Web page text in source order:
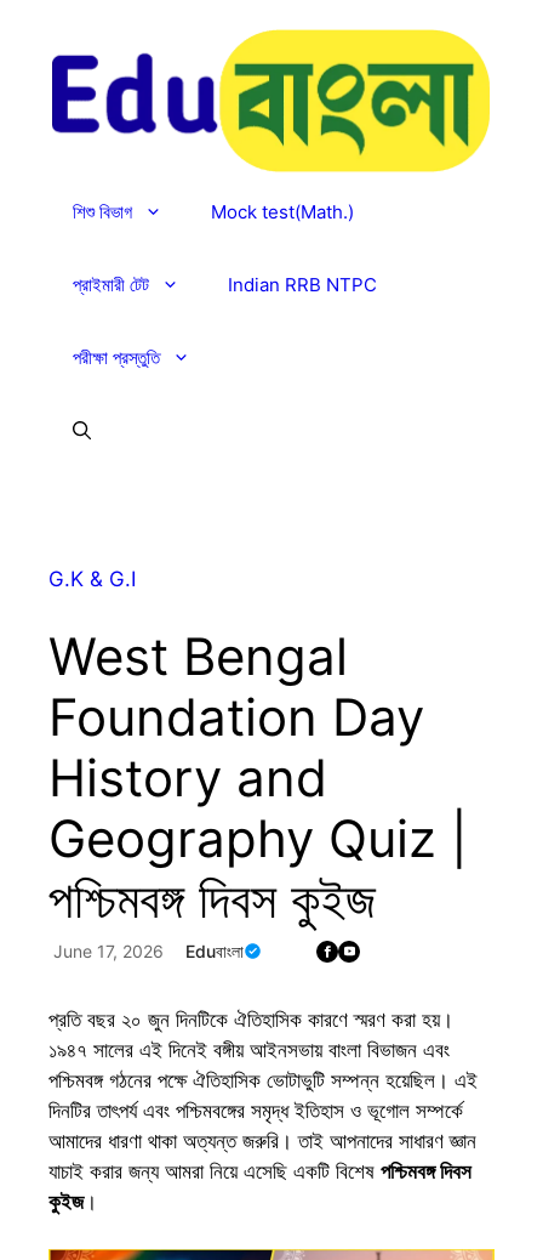
content
শিশু বিভাগ Mock test(Math.)
প্রাইমারী টেট Indian RRB NTPC
পরীক্ষা প্রস্তুতি
G.K & G.I
West Bengal
Foundation Day
History and
Geography Quiz |
পশ্চিমবঙ্গ দিবস কুইজ
June 17, 2026 Eduবাংলা
প্রতি বছর ২০ জুন দিনটিকে ঐতিহাসিক কারণে স্মরণ করা হয়।
১৯৪৭ সালের এই দিনেই বঙ্গীয় আইনসভায় বাংলা বিভাজন এবং
পশ্চিমবঙ্গ গঠনের পক্ষে ঐতিহাসিক ভোটাভুটি সম্পন্ন হয়েছিল। এই
দিনটির তাৎপর্য এবং পশ্চিমবঙ্গের সমৃদ্ধ ইতিহাস ও ভূগোল সম্পর্কে
আমাদের ধারণা থাকা অত্যন্ত জরুরি। তাই আপনাদের সাধারণ জ্ঞান
যাচাই করার জন্য আমরা নিয়ে এসেছি একটি বিশেষ পশ্চিমবঙ্গ দিবস
কুইজ।